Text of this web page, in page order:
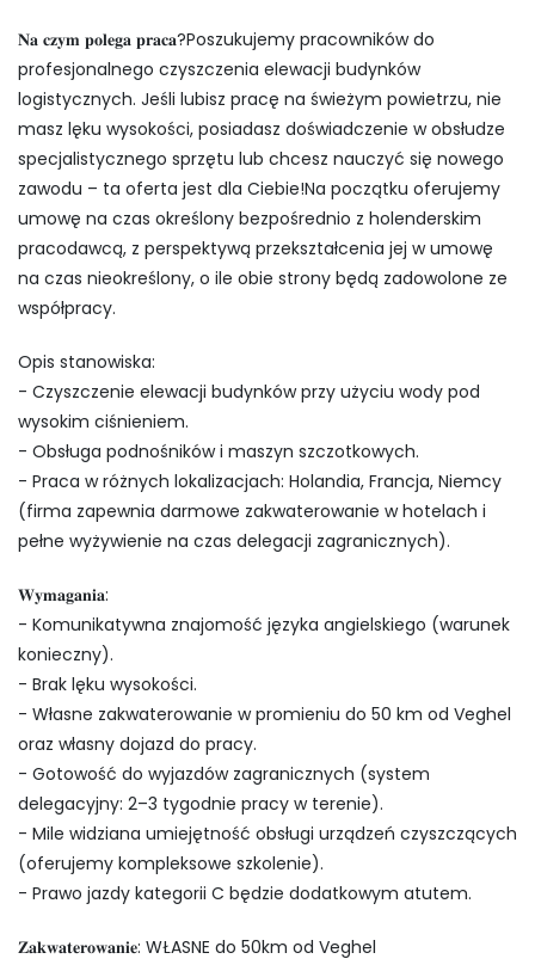
𝐍𝐚 𝐜𝐳𝐲𝐦 𝐩𝐨𝐥𝐞𝐠𝐚 𝐩𝐫𝐚𝐜𝐚?Poszukujemy pracowników do
profesjonalnego czyszczenia elewacji budynków
logistycznych. Jeśli lubisz pracę na świeżym powietrzu, nie
masz lęku wysokości, posiadasz doświadczenie w obsłudze
specjalistycznego sprzętu lub chcesz nauczyć się nowego
zawodu – ta oferta jest dla Ciebie!Na początku oferujemy
umowę na czas określony bezpośrednio z holenderskim
pracodawcą, z perspektywą przekształcenia jej w umowę
na czas nieokreślony, o ile obie strony będą zadowolone ze
współpracy.
Opis stanowiska:
- Czyszczenie elewacji budynków przy użyciu wody pod
wysokim ciśnieniem.
- Obsługa podnośników i maszyn szczotkowych.
- Praca w różnych lokalizacjach: Holandia, Francja, Niemcy
(firma zapewnia darmowe zakwaterowanie w hotelach i
pełne wyżywienie na czas delegacji zagranicznych).
𝐖𝐲𝐦𝐚𝐠𝐚𝐧𝐢𝐚:
- Komunikatywna znajomość języka angielskiego (warunek
konieczny).
- Brak lęku wysokości.
- Własne zakwaterowanie w promieniu do 50 km od Veghel
oraz własny dojazd do pracy.
- Gotowość do wyjazdów zagranicznych (system
delegacyjny: 2–3 tygodnie pracy w terenie).
- Mile widziana umiejętność obsługi urządzeń czyszczących
(oferujemy kompleksowe szkolenie).
- Prawo jazdy kategorii C będzie dodatkowym atutem.
𝐙𝐚𝐤𝐰𝐚𝐭𝐞𝐫𝐨𝐰𝐚𝐧𝐢𝐞: WŁASNE do 50km od Veghel